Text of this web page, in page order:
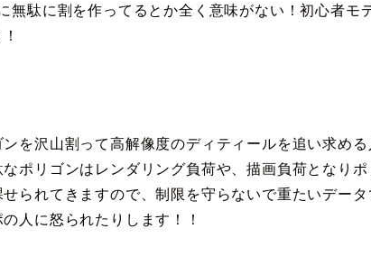
無駄に割を作ってるとか全く意味がない！初心者モ
を沢山割って高解像度のディティールを追い求める
ポリゴンはレンダリング負荷や、描画負荷となり
せられてきますので、制限を守らないで重たいデータ
人に怒られたりします！！